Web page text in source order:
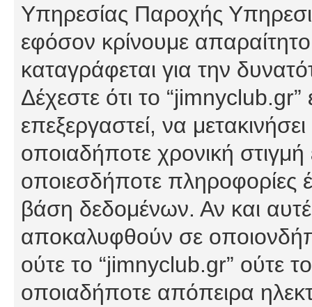
Υπηρεσίας Παροχής
εφόσον κρίνουμε
καταγράφεται για την
Δέχεστε ότι το
επεξεργαστεί, να
οποιαδήποτε χρονική στιγμή
οποιεσδήποτε πληροφορίες
βάση δεδομένων. Αν και
αποκαλυφθούν σε
ούτε το “jimnyclub.gr” ούτε
οποιαδήποτε απόπειρα